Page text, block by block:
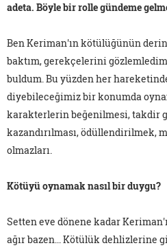
adeta. Böyle bir rolle gündeme
Ben Keriman'ın kötülüğünün
baktım, gerekçelerini
buldum. Bu yüzden her
diyebileceğimiz bir konumda
karakterlerin beğenilmesi, takdir
kazandırılması, ödüllendirilmek,
olmazları.
Kötüyü oynamak nasıl bir duygu?
Setten eve dönene kadar
ağır bazen... Kötülük dehlizlerine